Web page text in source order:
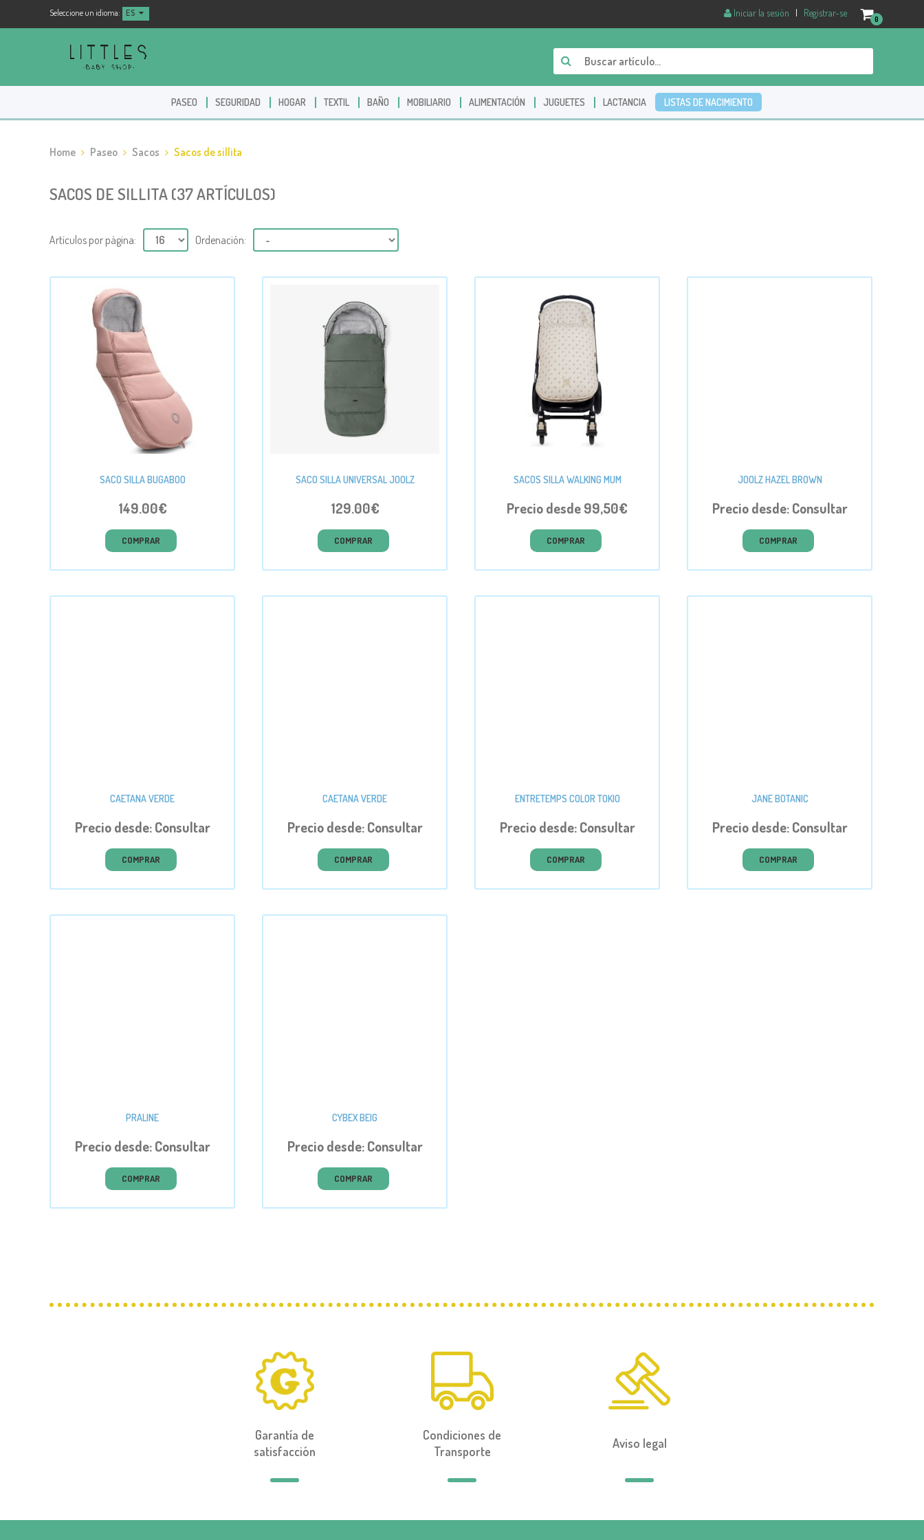
Seleccione un idioma: ES 0
Iniciar la sesión | Registrar-se
PASEO SEGURIDAD HOGAR TEXTIL BAÑO MOBILIARIO ALIMENTACIÓN JUGUETES LACTANCIA LISTAS DE NACIMIENTO
Home Paseo Sacos Sacos de sillita
SACOS DE SILLITA (37 ARTÍCULOS)
Artículos por página: Ordenación:
SACO SILLA BUGABOO
149.00€
COMPRAR
SACO SILLA UNIVERSAL JOOLZ
129.00€
COMPRAR
SACOS SILLA WALKING MUM
Precio desde 99,50€
COMPRAR
JOOLZ HAZEL BROWN
Precio desde: Consultar
COMPRAR
CAETANA VERDE
Precio desde: Consultar
COMPRAR
CAETANA VERDE
Precio desde: Consultar
COMPRAR
ENTRETEMPS COLOR TOKIO
Precio desde: Consultar
COMPRAR
JANE BOTANIC
Precio desde: Consultar
COMPRAR
PRALINE
Precio desde: Consultar
COMPRAR
CYBEX BEIG
Precio desde: Consultar
COMPRAR
Garantía de
satisfacción
Condiciones de
Transporte
Aviso legal